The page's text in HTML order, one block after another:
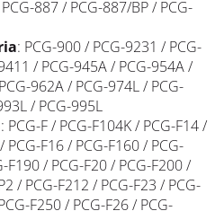
887 / PCG-887/BP / PCG-
: PCG-900 / PCG-9231 / PCG-
/ PCG-945A / PCG-954A /
962A / PCG-974L / PCG-
/ PCG-995L
: PCG-F/ PCG-F104K / PCG-F14 /
PCG-F16 / PCG-F160 / PCG-
F190 / PCG-F20 / PCG-F200 /
/ PCG-F212 / PCG-F23 / PCG-
F250 / PCG-F26 / PCG-